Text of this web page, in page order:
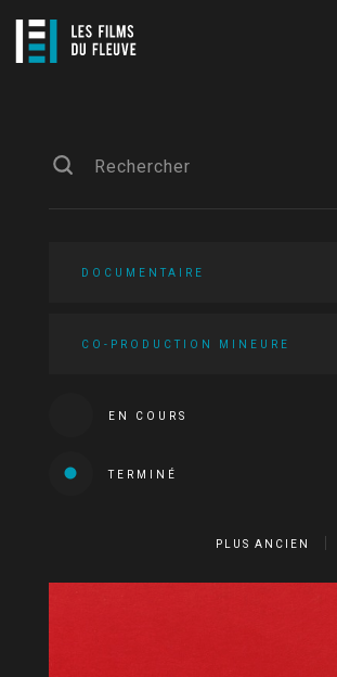
DOCUMENTAIRE
CO-PRODUCTION MINEURE
EN COURS
TERMINÉ
PLUS ANCIEN